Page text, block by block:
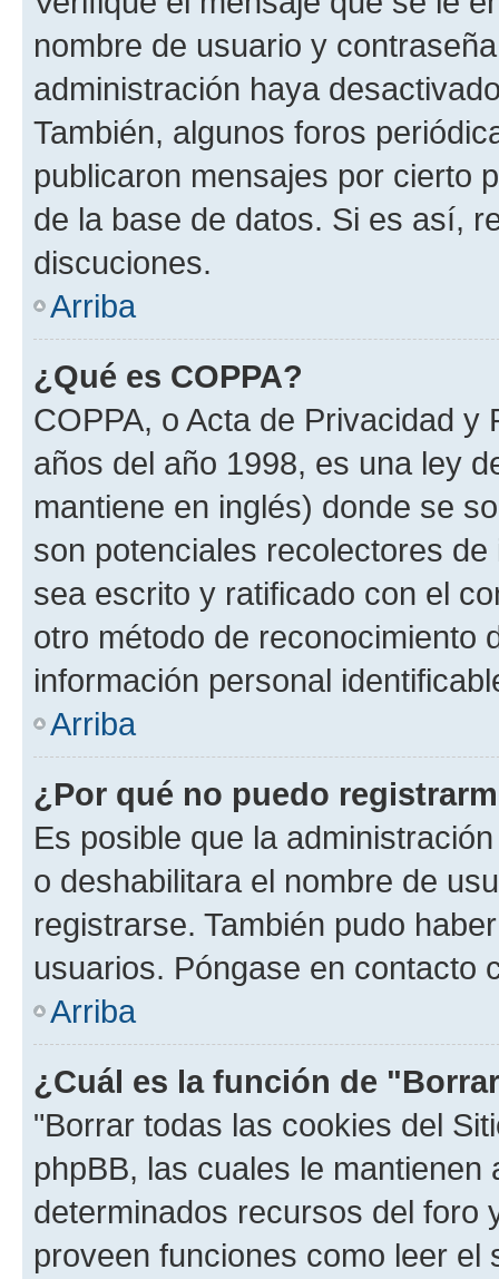
nombre de usuario y
administración haya
También, algunos foros
publicaron mensajes por cierto
de la base de datos. Si es así,
discuciones.
Arriba
¿Qué es COPPA?
COPPA, o Acta de Privacidad
años del año 1998, es una ley
mantiene en inglés) donde se
son potenciales recolectores
sea escrito y ratificado con el
otro método de reconocimiento
información personal
Arriba
¿Por qué no puedo
Es posible que la
o deshabilitara el nombre de
registrarse. También pudo
usuarios. Póngase en contacto
Arriba
¿Cuál es la función de
"Borrar todas las cookies del
phpBB, las cuales le
determinados recursos del foro
proveen funciones como leer el